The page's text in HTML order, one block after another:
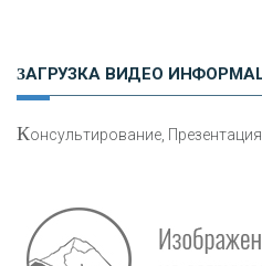
ЗАГРУЗКА ВИДЕО
Консультирование, Презентация